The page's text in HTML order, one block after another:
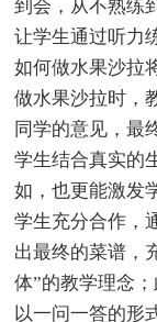
到会，从不熟练
让学生通过听力
如何做水果沙拉
做水果沙拉时，
同学的意见，最
学生结合真实的
如，也更能激发
学生充分合作，
出最终的菜谱，
体”的教学理念
以一问一答的形